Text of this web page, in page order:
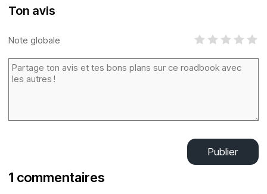
Ton avis
Note globale
Publier
1 commentaires